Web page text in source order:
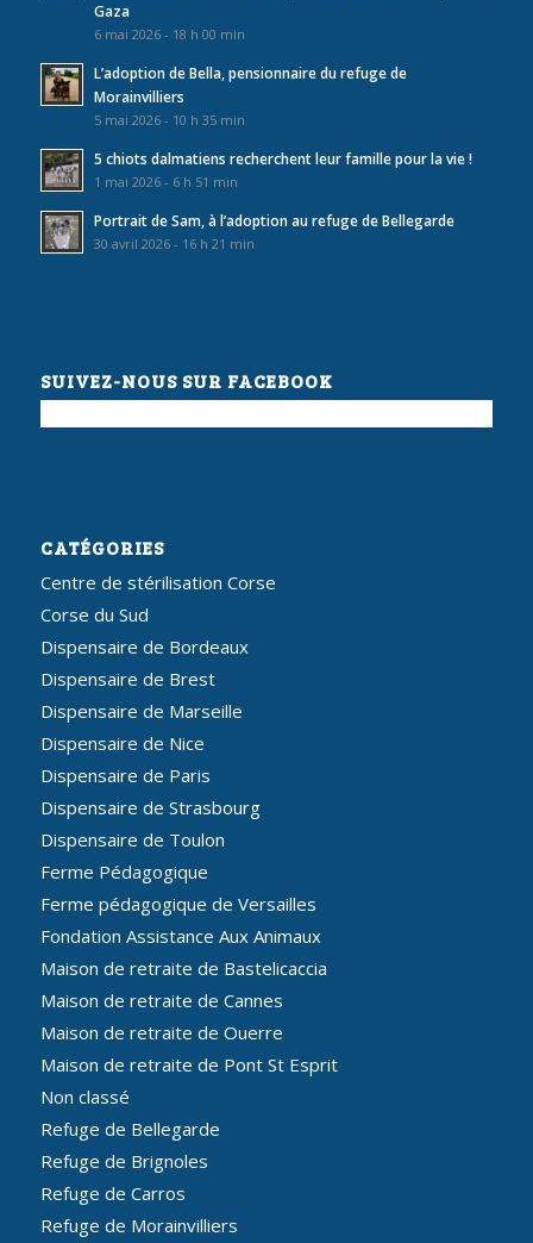
Gaza
6 mai 2026 - 18 h 00 min
L’adoption de Bella, pensionnaire du refuge de
Morainvilliers
5 mai 2026 - 10 h 35 min
5 chiots dalmatiens recherchent leur famille pour la vie !
1 mai 2026 - 6 h 51 min
Portrait de Sam, à l’adoption au refuge de Bellegarde
30 avril 2026 - 16 h 21 min
SUIVEZ-NOUS SUR FACEBOOK
CATÉGORIES
Centre de stérilisation Corse
Corse du Sud
Dispensaire de Bordeaux
Dispensaire de Brest
Dispensaire de Marseille
Dispensaire de Nice
Dispensaire de Paris
Dispensaire de Strasbourg
Dispensaire de Toulon
Ferme Pédagogique
Ferme pédagogique de Versailles
Fondation Assistance Aux Animaux
Maison de retraite de Bastelicaccia
Maison de retraite de Cannes
Maison de retraite de Ouerre
Maison de retraite de Pont St Esprit
Non classé
Refuge de Bellegarde
Refuge de Brignoles
Refuge de Carros
Refuge de Morainvilliers